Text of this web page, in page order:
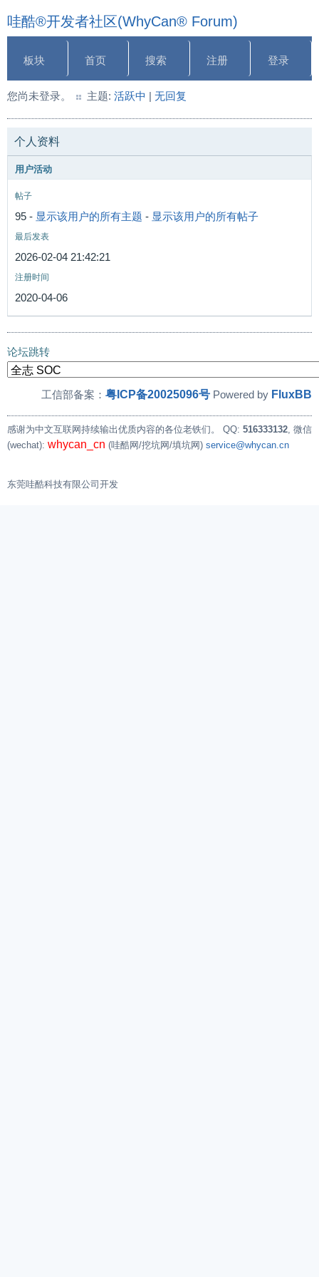
哇酷®开发者社区(WhyCan® Forum)
板块 首页 搜索 注册 登录
您尚未登录。 主题: 活跃中 | 无回复
个人资料
用户活动
帖子
95 - 显示该用户的所有主题 - 显示该用户的所有帖子
最后发表
2026-02-04 21:42:21
注册时间
2020-04-06
论坛跳转
工信部备案： 粤ICP备20025096号 Powered by FluxBB
感谢为中文互联网持续输出优质内容的各位老铁们。 QQ: 516333132, 微信
(wechat): whycan_cn (哇酷网/挖坑网/填坑网) service@whycan.cn
东莞哇酷科技有限公司开发